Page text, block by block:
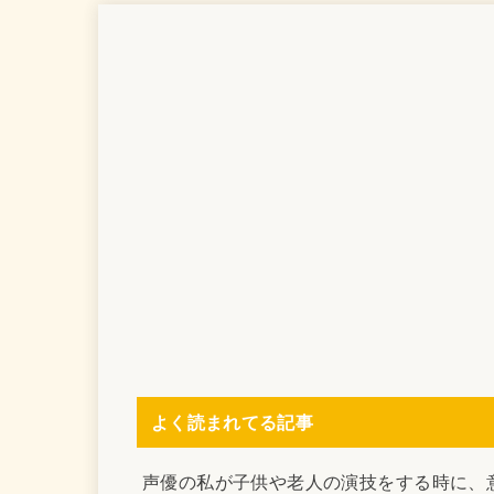
よく読まれてる記事
声優の私が子供や老人の演技をする時に、